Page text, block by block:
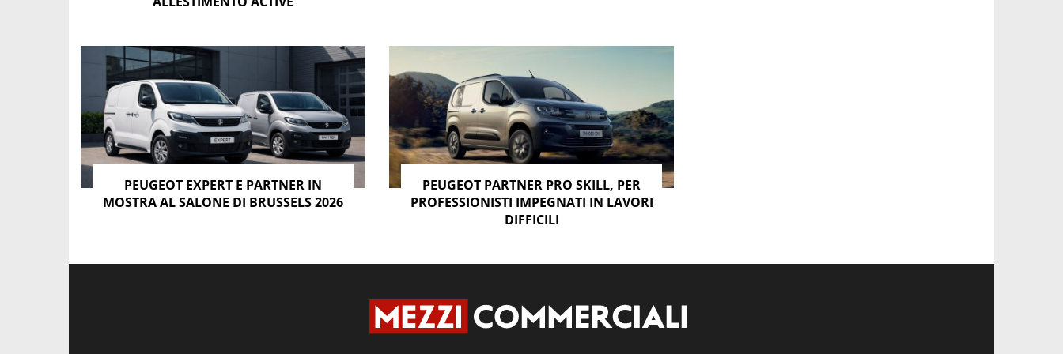
11 foto - Peugeot Partner – foto esterni ed abitacolo
GLI OPTIONAL
Tra gli optional in sovrapprerzzo ci sono il sedile modulabileMultiflex, grazie al quale aumenta il
volume di carico fino a 400 litri e la lunghezza utile che passa a 3 metri per il Partner Standard e
3,35 metri per il Long, le porte laterali scorrevoli, e l’illuminazione del vano con 6 luci a led.
PEUGEOT EXPERT E PARTNER IN
MOSTRA AL SALONE DI BRUSSELS 2026
PEUGEOT PARTNER PRO SKILL, PER
PROFESSIONISTI IMPEGNATI IN LAVORI
DIFFICILI